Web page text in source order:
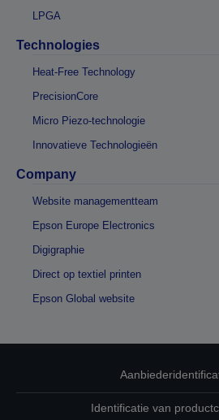
LPGA
Technologies
Heat-Free Technology
PrecisionCore
Micro Piezo-technologie
Innovatieve Technologieën
Company
Website managementteam
Epson Europe Electronics
Digigraphie
Direct op textiel printen
Epson Global website
Identificatie van